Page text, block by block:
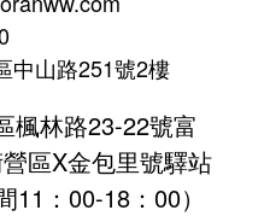
中山路251號2樓
楓林路23-22號富
金包里號驛站
00-18：00）